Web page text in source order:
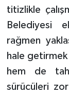
titizlikle
Belediyesi
rağmen
hale getirmek
hem de
sürücüleri